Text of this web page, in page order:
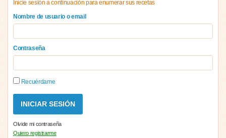
Inicie sesión a continuación para enumerar sus recetas
Nombre de usuario o email
Contraseña
Recuérdame
Olvide mi contraseña
Quiero registrarme